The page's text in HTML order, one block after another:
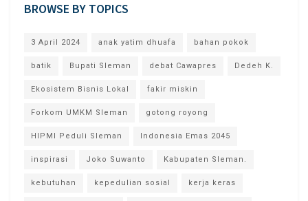
BROWSE BY TOPICS
3 April 2024 anak yatim dhuafa bahan pokok
batik Bupati Sleman debat Cawapres Dedeh K.
Ekosistem Bisnis Lokal fakir miskin
Forkom UMKM Sleman gotong royong
HIPMI Peduli Sleman Indonesia Emas 2045
inspirasi Joko Suwanto Kabupaten Sleman.
kebutuhan kepedulian sosial kerja keras